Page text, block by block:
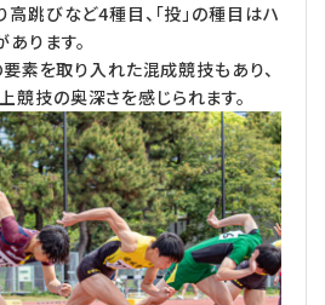
高跳びなど4種目、「投」の種目はハ
ります。
の要素を取り入れた混成競技もあり、
競技の奥深さを感じられます。